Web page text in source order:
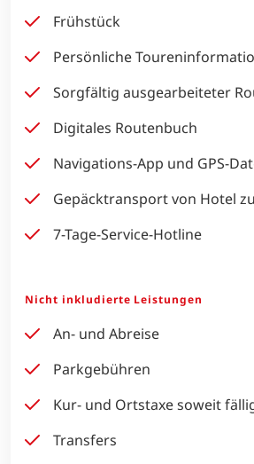
Frühstück
Persönliche
Sorgfältig ausgearbeiteter
Digitales Routenbuch
Navigations-App und GPS-
Gepäcktransport von Hotel
7-Tage-Service-Hotline
Nicht inkludierte Leistungen
An- und Abreise
Parkgebühren
Kur- und Ortstaxe soweit
Transfers